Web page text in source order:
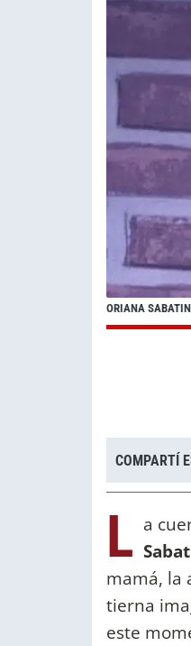
ORIANA
COMPARTÍ
L a
mamá, la
tierna
este